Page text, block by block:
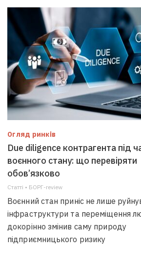
Огляд ринків
Due diligence контрагента під
воєнного стану: що перевіряти
обов’язково
Статті • БОРГ-review
Воєнний стан приніс не лише
інфраструктури та переміщення
докорінно змінив саму природу
підприємницького ризику